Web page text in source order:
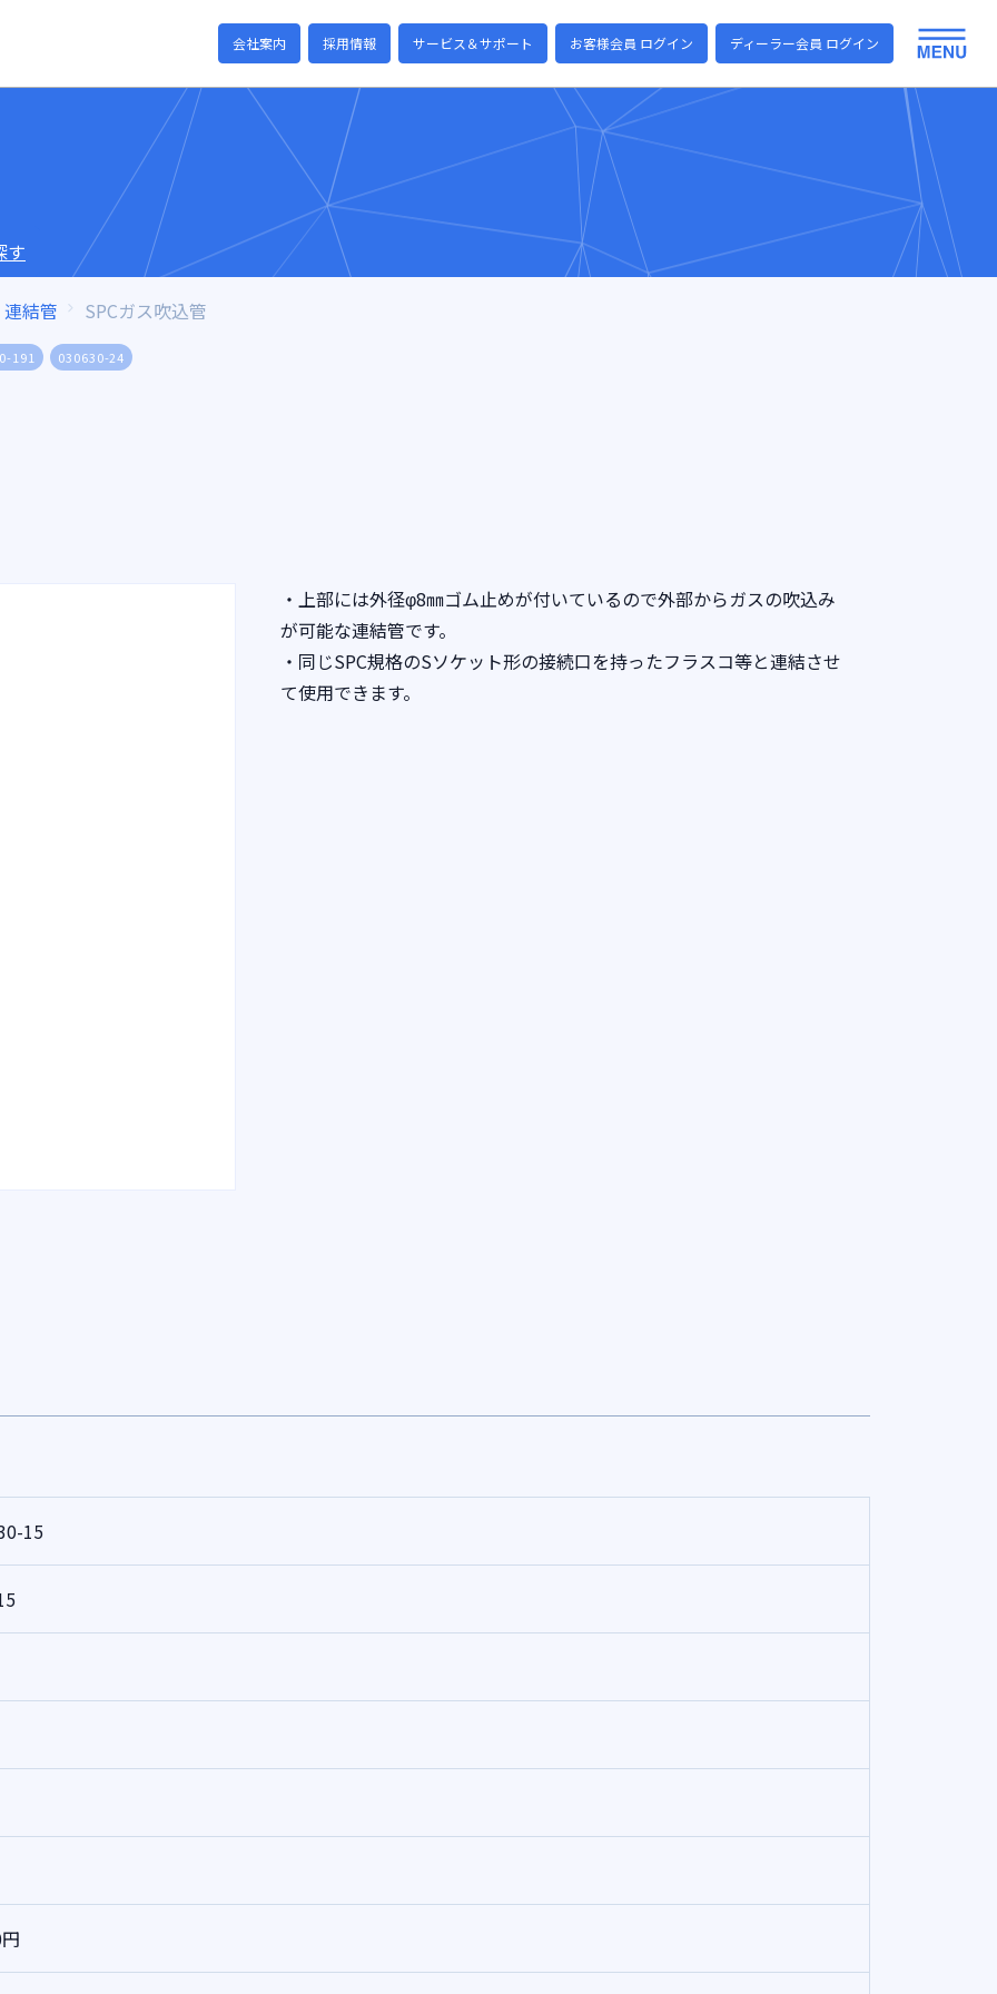
会社案内 採用情報 サービス＆サポート お客様会員 ログイン ディーラー会員 ログイン
す
連結管 SPCガス吹込管
191 030630-24
・上部には外径φ8㎜ゴム止めが付いているので外部からガスの吹込み
が可能な連結管です。
・同じSPC規格のSソケット形の接続口を持ったフラスコ等と連結させ
て使用できます。
15